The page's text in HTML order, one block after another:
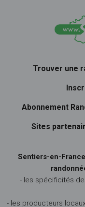
Trouver une
Abonnement
Sites
Sentiers-en-
- les spécificités
- les producteurs